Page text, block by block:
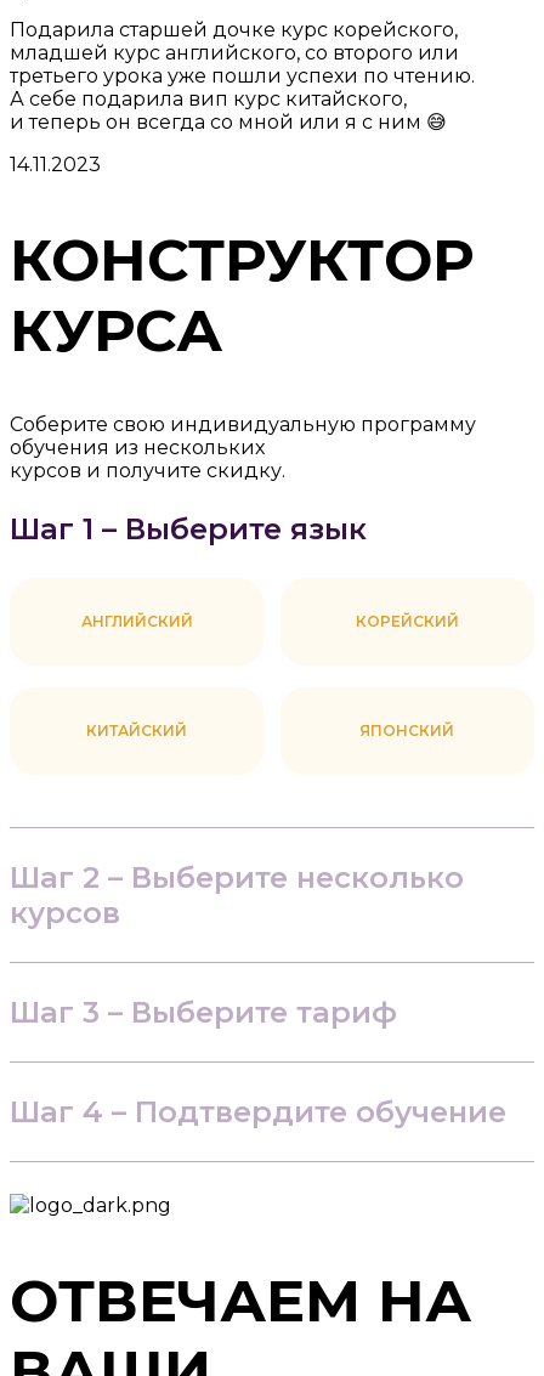
Подарила старшей дочке курс корейского,
младшей курс английского, со второго или
третьего урока уже пошли успехи по чтению.
А себе подарила вип курс китайского,
и теперь он всегда со мной или я с ним 😅
14.11.2023
КОНСТРУКТОР
КУРСА
Соберите свою индивидуальную программу
обучения из нескольких
курсов и получите скидку.
Шаг 1 – Выберите язык
АНГЛИЙСКИЙ КОРЕЙСКИЙ
КИТАЙСКИЙ ЯПОНСКИЙ
Шаг 2 – Выберите несколько
курсов
Шаг 3 – Выберите тариф
Шаг 4 – Подтвердите обучение
ОТВЕЧАЕМ НА